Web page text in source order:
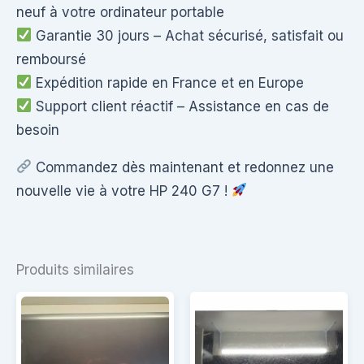
neuf à votre ordinateur portable
Garantie 30 jours – Achat sécurisé, satisfait ou
remboursé
Expédition rapide en France et en Europe
Support client réactif – Assistance en cas de
besoin
Commandez dès maintenant et redonnez une
nouvelle vie à votre HP 240 G7 !
Produits similaires